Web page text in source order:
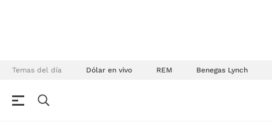
Temas del día Dólar en vivo REM Benegas Lynch